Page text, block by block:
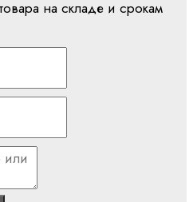
на складе и срокам